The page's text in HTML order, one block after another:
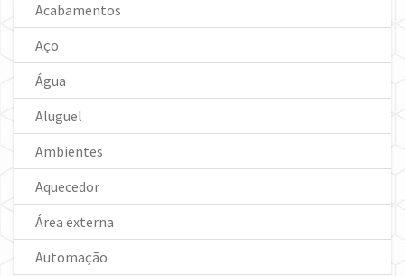
Acabamentos
Aço
Água
Aluguel
Ambientes
Aquecedor
Área externa
Automação